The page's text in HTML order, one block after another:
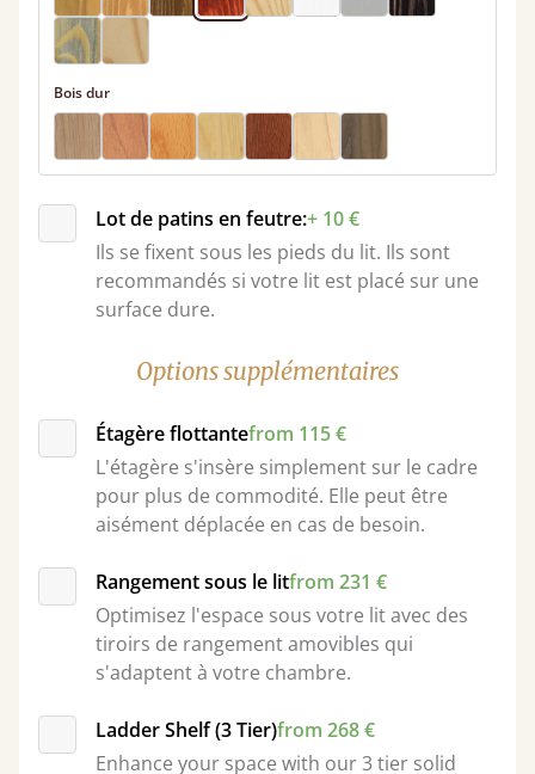
Bois dur
Lot de patins en feutre:+ 10 €
Ils se fixent sous les pieds du lit. Ils sont
recommandés si votre lit est placé sur une
surface dure.
Options supplémentaires
Étagère flottantefrom 115 €
L'étagère s'insère simplement sur le cadre
pour plus de commodité. Elle peut être
aisément déplacée en cas de besoin.
Rangement sous le litfrom 231 €
Optimisez l'espace sous votre lit avec des
tiroirs de rangement amovibles qui
s'adaptent à votre chambre.
Ladder Shelf (3 Tier)from 268 €
Enhance your space with our 3 tier solid